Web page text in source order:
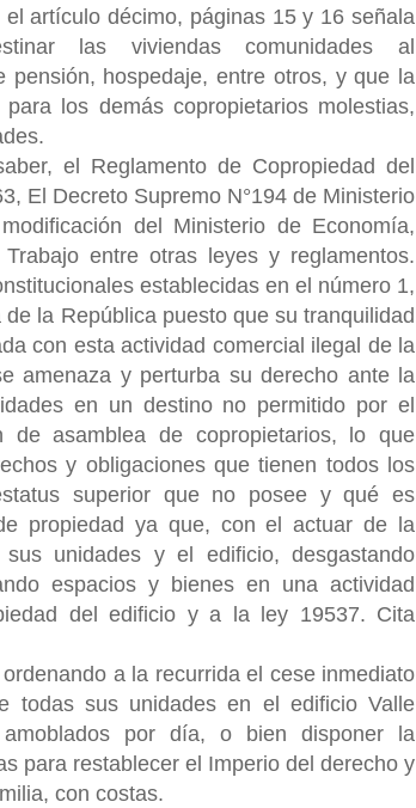
artículo décimo, páginas 15 y 16 señala
las viviendas comunidades al
pensión, hospedaje, entre otros, y que la
los demás copropietarios molestias,
el Reglamento de Copropiedad del
El Decreto Supremo N°194 de Ministerio
del Ministerio de Economía,
entre otras leyes y reglamentos.
establecidas en el número 1,
la República puesto que su tranquilidad
con esta actividad comercial ilegal de la
amenaza y perturba su derecho ante la
en un destino no permitido por el
de asamblea de copropietarios, lo que
y obligaciones que tienen todos los
superior que no posee y qué es
propiedad ya que, con el actuar de la
unidades y el edificio, desgastando
espacios y bienes en una actividad
del edificio y a la ley 19537. Cita
a la recurrida el cese inmediato
todas sus unidades en el edificio Valle
por día, o bien disponer la
para restablecer el Imperio del derecho y
con costas.